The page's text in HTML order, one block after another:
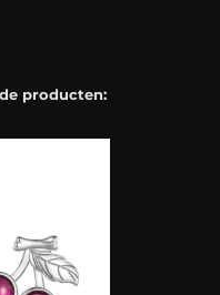
producten: